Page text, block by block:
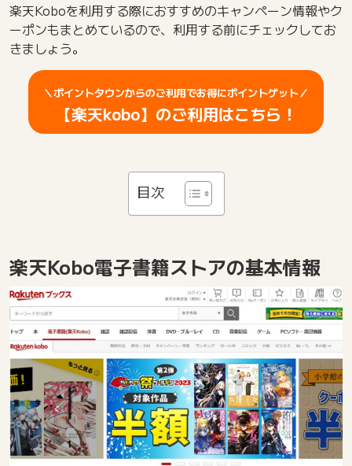
楽天Koboを利用する際におすすめのキャンペーン情報やク
ーポンもまとめているので、利用する前にチェックしてお
きましょう。
＼ポイントタウンからのご利用でお得にポイントゲット／
【楽天kobo】のご利用はこちら！
目次
楽天Kobo電子書籍ストアの基本情報